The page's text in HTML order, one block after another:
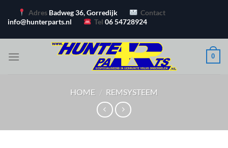
naar
Adres Badweg 36, Gorredijk
Contact
info@hunterparts.nl
Tel06 54728924
0
HOME / REMSYSTEEM